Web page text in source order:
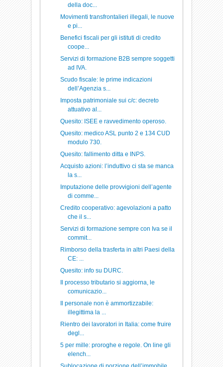
della doc...
Movimenti transfrontalieri illegali, le nuove
e pi...
Benefici fiscali per gli istituti di credito
coope...
Servizi di formazione B2B sempre soggetti
ad IVA.
Scudo fiscale: le prime indicazioni
dell’Agenzia s...
Imposta patrimoniale sui c/c: decreto
attuativo al...
Quesito: ISEE e ravvedimento operoso.
Quesito: medico ASL punto 2 e 134 CUD
modulo 730.
Quesito: fallimento ditta e INPS.
Acquisto azioni: l’induttivo ci sta se manca
la s...
Imputazione delle provvigioni dell’agente
di comme...
Credito cooperativo: agevolazioni a patto
che il s...
Servizi di formazione sempre con Iva se il
commit...
Rimborso della trasferta in altri Paesi della
CE: ...
Quesito: info su DURC.
Il processo tributario si aggiorna, le
comunicazio...
Il personale non è ammortizzabile:
illegittima la ...
Rientro dei lavoratori in Italia: come fruire
degl...
5 per mille: proroghe e regole. On line gli
elench...